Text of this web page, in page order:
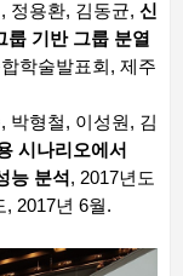
정용환, 김동균, 신
룹 기반 그룹 분열
학술발표회, 제주
박형철, 이성원, 김
시나리오에서
능 분석, 2017년도
2017년 6월.